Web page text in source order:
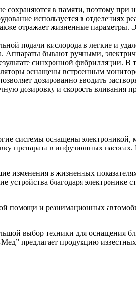
в памяти, поэтому при
используется в отделениях
отражает жизненные параметры.
подачи кислорода в легкие и
Аппараты бывают ручными,
синхронной фибрилляции. В
оснащены встроенным
дозированно вводить
дозировку и скорость вливания
системы оснащены
препарата в инфузионных
изменения в жизненных
благодаря электронике
помощи и реанимационных
выбор техники для оснащения
предлагает продукцию